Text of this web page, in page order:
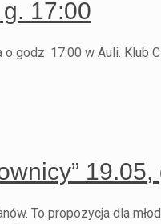
17:00
godz. 17:00 w Auli.
19.05,
To propozycja dla